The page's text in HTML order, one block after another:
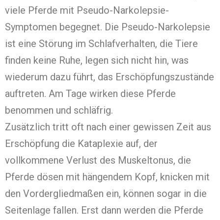
viele Pferde mit Pseudo-Narkolepsie-
Symptomen begegnet. Die Pseudo-Narkolepsie
ist eine Störung im Schlafverhalten, die Tiere
finden keine Ruhe, legen sich nicht hin, was
wiederum dazu führt, das Erschöpfungszustände
auftreten. Am Tage wirken diese Pferde
benommen und schläfrig.
Zusätzlich tritt oft nach einer gewissen Zeit aus
Erschöpfung die Kataplexie auf, der
vollkommene Verlust des Muskeltonus, die
Pferde dösen mit hängendem Kopf, knicken mit
den Vordergliedmaßen ein, können sogar in die
Seitenlage fallen. Erst dann werden die Pferde